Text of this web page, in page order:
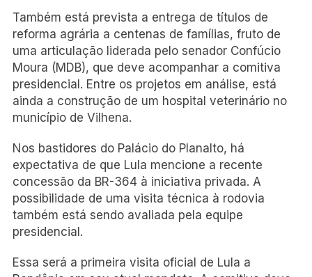
Também está prevista a entrega de títulos de
reforma agrária a centenas de famílias, fruto de
uma articulação liderada pelo senador Confúcio
Moura (MDB), que deve acompanhar a comitiva
presidencial. Entre os projetos em análise, está
ainda a construção de um hospital veterinário no
município de Vilhena.
Nos bastidores do Palácio do Planalto, há
expectativa de que Lula mencione a recente
concessão da BR-364 à iniciativa privada. A
possibilidade de uma visita técnica à rodovia
também está sendo avaliada pela equipe
presidencial.
Essa será a primeira visita oficial de Lula a